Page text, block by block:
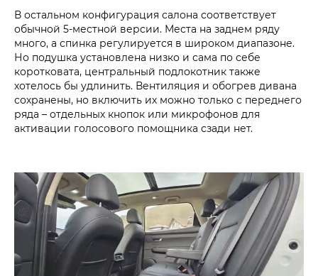
В остальном конфигурация салона соответствует
обычной 5-местной версии. Места на заднем ряду
много, а спинка регулируется в широком диапазоне.
Но подушка установлена низко и сама по себе
коротковата, центральный подлокотник также
хотелось бы удлинить. Вентиляция и обогрев дивана
сохранены, но включить их можно только с переднего
ряда – отдельных кнопок или микрофонов для
активации голосового помощника сзади нет.